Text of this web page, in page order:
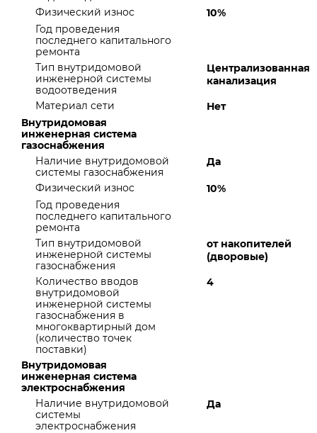
Физический износ
10%
Год проведения
последнего капитального
ремонта
Тип внутридомовой
инженерной системы
водоотведения
Централизованная
канализация
Материал сети
Нет
Внутридомовая
инженерная система
газоснабжения
Наличие внутридомовой
системы газоснабжения
Да
Физический износ
10%
Год проведения
последнего капитального
ремонта
Тип внутридомовой
инженерной системы
газоснабжения
от накопителей
(дворовые)
Количество вводов
внутридомовой
инженерной системы
газоснабжения в
многоквартирный дом
(количество точек
поставки)
4
Внутридомовая
инженерная система
электроснабжения
Наличие внутридомовой
системы
электроснабжения
Да